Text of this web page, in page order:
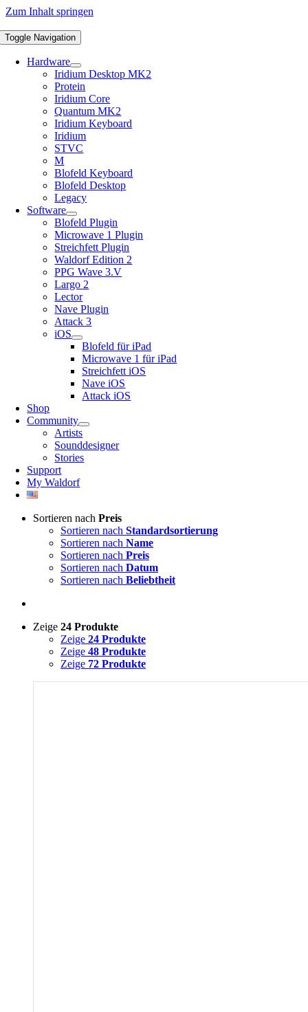
Zum Inhalt springen
Toggle Navigation
Hardware
Iridium Desktop MK2
Protein
Iridium Core
Quantum MK2
Iridium Keyboard
Iridium
STVC
M
Blofeld Keyboard
Blofeld Desktop
Legacy
Software
Blofeld Plugin
Microwave 1 Plugin
Streichfett Plugin
Waldorf Edition 2
PPG Wave 3.V
Largo 2
Lector
Nave Plugin
Attack 3
iOS
Blofeld für iPad
Microwave 1 für iPad
Streichfett iOS
Nave iOS
Attack iOS
Shop
Community
Artists
Sounddesigner
Stories
Support
My Waldorf
Sortieren nach Preis
Sortieren nach Standardsortierung
Sortieren nach Name
Sortieren nach Preis
Sortieren nach Datum
Sortieren nach Beliebtheit
Zeige 24 Produkte
Zeige 24 Produkte
Zeige 48 Produkte
Zeige 72 Produkte